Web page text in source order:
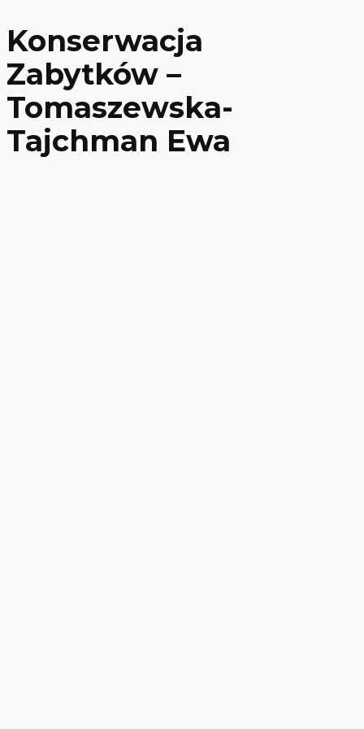
Konserwacja
Zabytków –
Tomaszewska-
Tajchman Ewa